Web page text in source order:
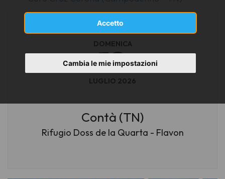
Accetto
Cambia le mie impostazioni
DOMENICA
12
LUGLIO 2026
Contà (TN)
Rifugio Doss de la Quarta - Flavon